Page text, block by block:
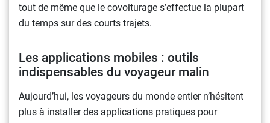
tout de même que le covoiturage s’effectue la plupart
du temps sur des courts trajets.
Les applications mobiles : outils
indispensables du voyageur malin
Aujourd’hui, les voyageurs du monde entier n’hésitent
plus à installer des applications pratiques pour